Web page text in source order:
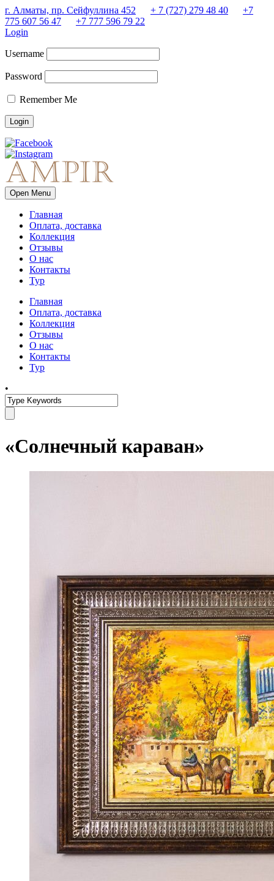
г. Алматы, пр. Сейфуллина 452 + 7 (727) 279 48 40
+7
775 607 56 47
+7 777 596 79 22
Login
Username
Password
Remember Me
Open Menu
Главная
Оплата, доставка
Коллекция
Отзывы
О нас
Контакты
Тур
Главная
Оплата, доставка
Коллекция
Отзывы
О нас
Контакты
Тур
•
«Солнечный караван»